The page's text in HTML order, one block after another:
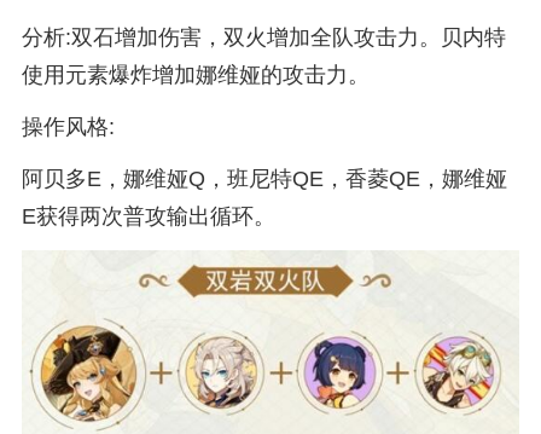
分析:双石增加伤害，双火增加全队攻击力。贝内特
使用元素爆炸增加娜维娅的攻击力。
操作风格:
阿贝多E，娜维娅Q，班尼特QE，香菱QE，娜维娅
E获得两次普攻输出循环。